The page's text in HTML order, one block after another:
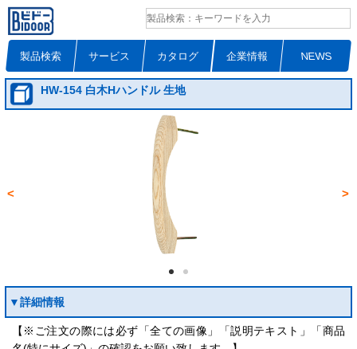
製品検索 サービス カタログ 企業情報 NEWS
HW-154 白木Hハンドル 生地
< >
▼詳細情報
【※ご注文の際には必ず「全ての画像」「説明テキスト」「商品